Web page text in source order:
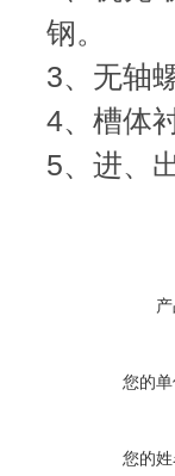
钢。
3、无轴
4、槽体
5、进、
您的
您的